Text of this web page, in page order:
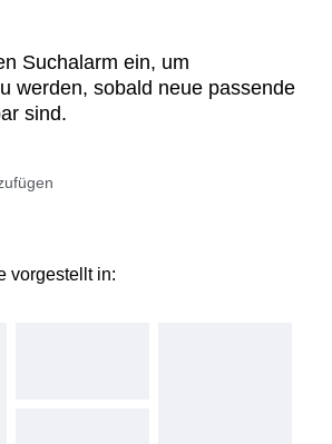
Suchalarm ein, um
werden, sobald neue passende
sind.
vorgestellt in: